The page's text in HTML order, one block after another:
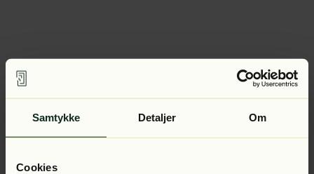
Samtykke Detaljer Om
Cookies